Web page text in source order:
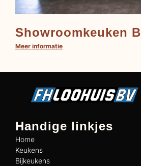
Showroomkeuken B
Meer informatie
Handige linkjes
Home
Keukens
Bijkeukens